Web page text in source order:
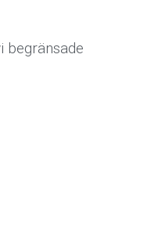
begränsade